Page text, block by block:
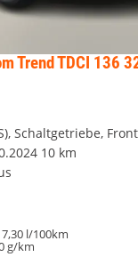
Trend TDCI 136
Schaltgetriebe,
10 km
7,30 l/100km
g/km